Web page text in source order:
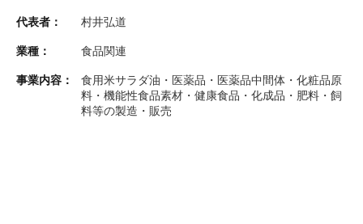
代表者： 村井弘道
業種： 食品関連
事業内容：
食用米サラダ油・医薬品・医薬品中間体・化粧品原
料・機能性食品素材・健康食品・化成品・肥料・飼
料等の製造・販売